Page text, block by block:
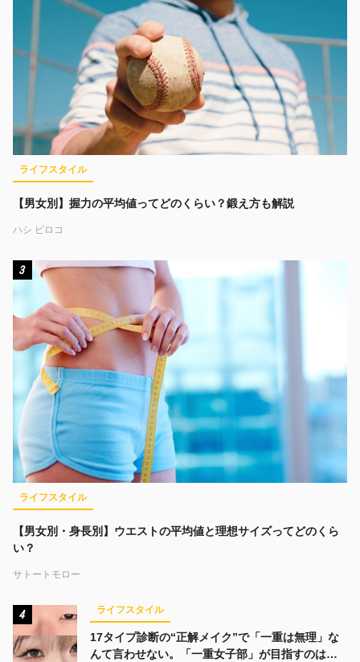
ライフスタイル
【男女別】握力の平均値ってどのくらい？鍛え方も解説
ハシ ビロコ
3
ライフスタイル
【男女別・身長別】ウエストの平均値と理想サイズってどのくら
い？
サトートモロー
4 ライフスタイル
17タイプ診断の“正解メイク”で「一重は無理」な
んて言わせない。「一重女子部」が目指すのは、